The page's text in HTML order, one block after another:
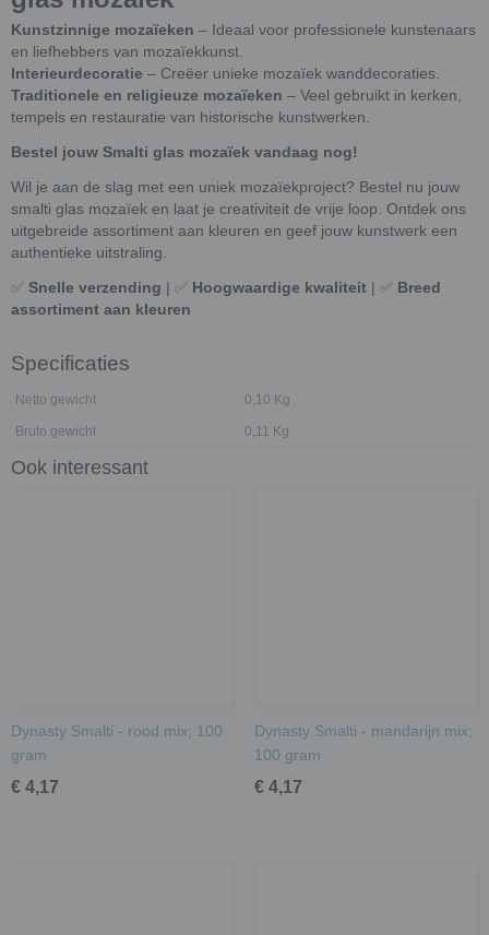
Kunstzinnige mozaïeken – Ideaal voor professionele kunstenaars
en liefhebbers van mozaïekkunst.
Interieurdecoratie – Creëer unieke mozaïek wanddecoraties.
Traditionele en religieuze mozaïeken – Veel gebruikt in kerken,
tempels en restauratie van historische kunstwerken.
Bestel jouw Smalti glas mozaïek vandaag nog!
Wil je aan de slag met een uniek mozaïekproject? Bestel nu jouw
smalti glas mozaïek en laat je creativiteit de vrije loop. Ontdek ons
uitgebreide assortiment aan kleuren en geef jouw kunstwerk een
authentieke uitstraling.
✅ Snelle verzending | ✅ Hoogwaardige kwaliteit | ✅ Breed
assortiment aan kleuren
Specificaties
Netto gewicht 0,10 Kg
Bruto gewicht 0,11 Kg
Ook interessant
Dynasty Smalti - rood mix; 100
gram
€ 4,17
Dynasty Smalti - mandarijn mix;
100 gram
€ 4,17